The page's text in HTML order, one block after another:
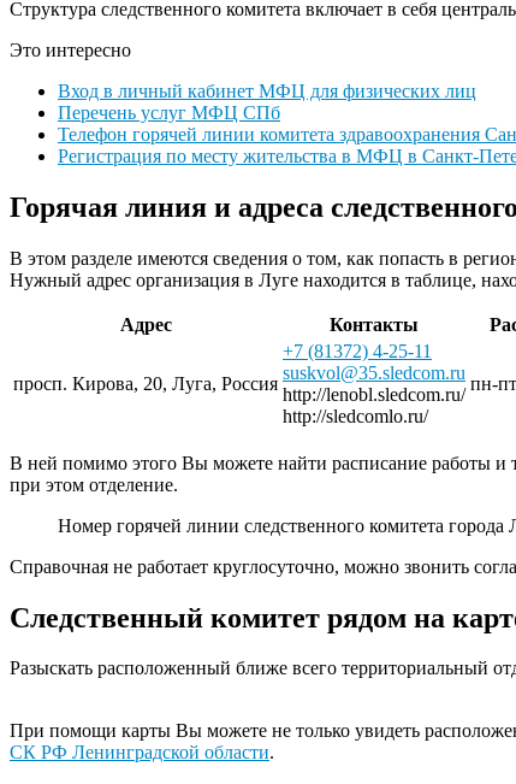
Структура следственного комитета включает в себя
Это интересно
Вход в личный кабинет МФЦ для физических лиц
Перечень услуг МФЦ СПб
Телефон горячей линии комитета здравоохранения
Регистрация по месту жительства в МФЦ в Санкт-
Горячая линия и адреса
В этом разделе имеются сведения о том, как попасть в
Нужный адрес организация в Луге находится в таблице,
Адрес Контакты
просп. Кирова, 20, Луга, Россия
+7 (81372) 4-25-11
suskvol@35.sledcom.ru
http://lenobl.sledcom.ru/
http://sledcomlo.ru/
пн-
В ней помимо этого Вы можете найти расписание работы
при этом отделение.
Номер горячей линии следственного комитета города
Справочная не работает круглосуточно, можно звонить
Следственный комитет рядом на
Разыскать расположенный ближе всего территориальный
При помощи карты Вы можете не только увидеть
СК РФ Ленинградской области.